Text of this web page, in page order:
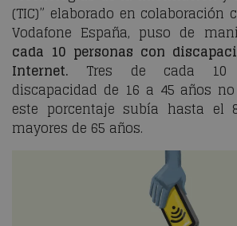
(TIC)” elaborado en colaboración
Vodafone España, puso de
cada 10 personas con
Internet. Tres de cada 10
discapacidad de 16 a 45 años
este porcentaje subía hasta el
mayores de 65 años.